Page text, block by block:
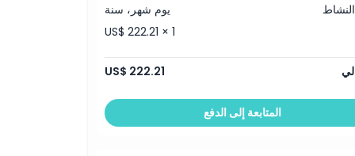
يوم شهر، سنة
US$ 222.21 × 1
US$ 222.21
المتابعة إلى الدفع